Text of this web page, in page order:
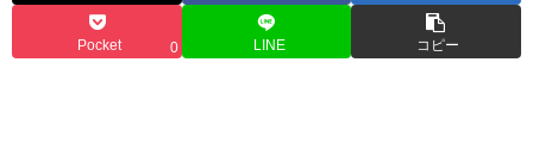
Pocket 0 LINE コピー